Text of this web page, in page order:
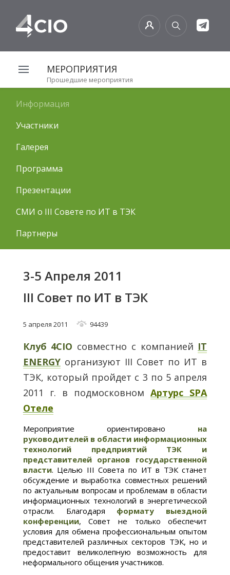
МЕРОПРИЯТИЯ
Прошедшие мероприятия
Информация
Участники
Галерея
Программа
Презентации
СМИ о III Совете по ИТ в ТЭК
Партнеры
3-5 Апреля 2011
III Совет по ИТ в ТЭК
5 апреля 2011 94439
Клуб 4CIO совместно с компанией IT
ENERGY организуют III Совет по ИТ в
ТЭК, который пройдет с 3 по 5 апреля
2011 г. в подмосковномАртурс SPA
Отеле
Мероприятие ориентировано на
руководителей в области информационных
технологий предприятий ТЭК и
представителей органов государственной
власти. Целью III Совета по ИТ в ТЭК станет
обсуждение и выработка совместных решений
по актуальным вопросам и проблемам в области
информационных технологий в энергетической
отрасли. Благодаря формату выездной
конференции, Совет не только обеспечит
условия для обмена профессиональным опытом
представителей различных секторов ТЭК, но и
предоставит великолепную возможность для
неформального общения участников.